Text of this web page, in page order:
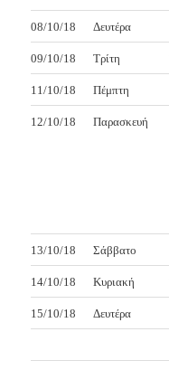
08/10/18 Δευτέρα
09/10/18 Τρίτη
11/10/18 Πέμπτη
12/10/18 Παρασκευή
13/10/18 Σάββατο
14/10/18 Κυριακή
15/10/18 Δευτέρα